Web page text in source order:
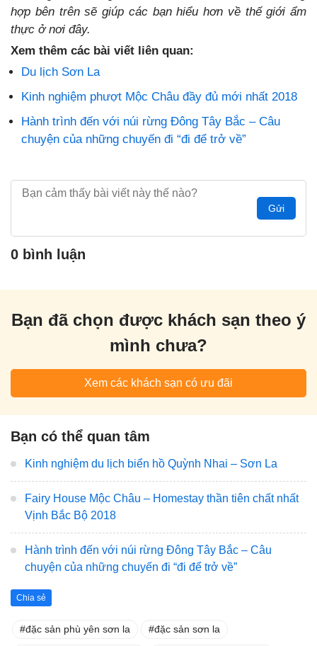
hợp bên trên sẽ giúp các bạn hiểu hơn về thế giới ẩm
thực ở nơi đây.
Xem thêm các bài viết liên quan:
Du lịch Sơn La
Kinh nghiệm phượt Mộc Châu đầy đủ mới nhất 2018
Hành trình đến với núi rừng Đông Tây Bắc – Câu
chuyện của những chuyến đi “đi để trở về”
Gửi
0 bình luận
Bạn đã chọn được khách sạn theo ý
mình chưa?
Xem các khách sạn có ưu đãi
Bạn có thể quan tâm
Kinh nghiệm du lịch biển hồ Quỳnh Nhai – Sơn La
Fairy House Mộc Châu – Homestay thần tiên chất nhất
Vịnh Bắc Bộ 2018
Hành trình đến với núi rừng Đông Tây Bắc – Câu
chuyện của những chuyến đi “đi để trở về”
Chia sẻ
đặc sản phù yên sơn la đặc sản sơn la